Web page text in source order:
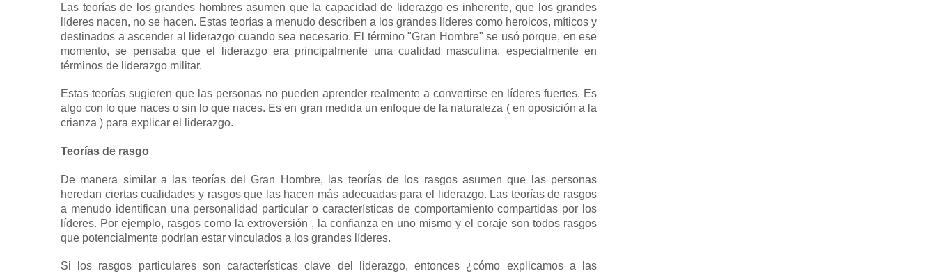
Las teorías de los grandes hombres asumen que la capacidad de liderazgo es inherente, que los grandes
líderes nacen, no se hacen. Estas teorías a menudo describen a los grandes líderes como heroicos, míticos y
destinados a ascender al liderazgo cuando sea necesario. El término "Gran Hombre" se usó porque, en ese
momento, se pensaba que el liderazgo era principalmente una cualidad masculina, especialmente en
términos de liderazgo militar.
Estas teorías sugieren que las personas no pueden aprender realmente a convertirse en líderes fuertes. Es
algo con lo que naces o sin lo que naces. Es en gran medida un enfoque de la naturaleza ( en oposición a la
crianza ) para explicar el liderazgo.
Teorías de rasgo
De manera similar a las teorías del Gran Hombre, las teorías de los rasgosasumen que las personas
heredan ciertas cualidades y rasgos que las hacen más adecuadas para el liderazgo. Las teorías de rasgos
a menudo identifican una personalidad particular o características de comportamiento compartidas por los
líderes. Por ejemplo, rasgos como la extroversión , la confianza en uno mismo y el coraje son todos rasgos
que potencialmente podrían estar vinculados a los grandes líderes.
Si los rasgos particulares son características clave del liderazgo, entonces ¿cómo explicamos a las